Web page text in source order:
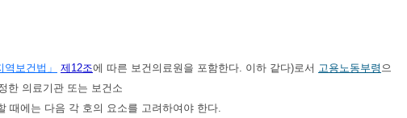
역보건법」 제12조에 따른 보건의료원을 포함한다. 이하 같다)로서 고용노동부령 으
한 의료기관 또는 보건소
때에는 다음 각 호의 요소를 고려하여야 한다.